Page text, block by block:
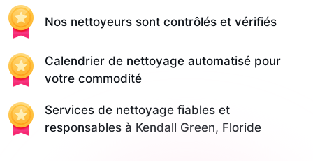
Nos nettoyeurs sont contrôlés et vérifiés
Calendrier de nettoyage automatisé pour
votre commodité
Services de nettoyage fiables et
responsables à Kendall Green, Floride